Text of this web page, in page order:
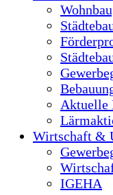
Aktuelle
Wirtschaft &
IGEHA